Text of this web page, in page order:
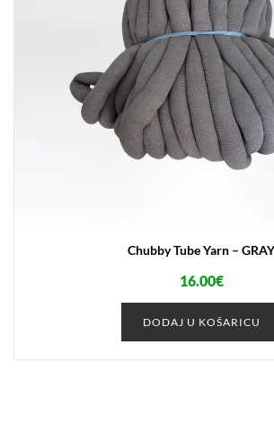
Chubby Tube Yarn – GRAY
16.00€
DODAJ U KOŠARICU